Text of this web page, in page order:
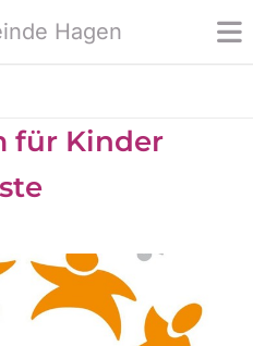
Hagen
für Kinder